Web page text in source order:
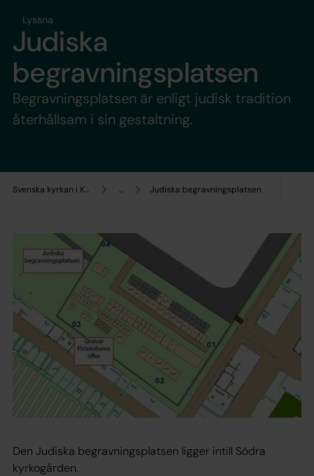
Svenska kyrkan i Kalmar ... Judiska begravningsplatsen
Lyssna
Judiska
begravningsplatsen
Begravningsplatsen är enligt judisk tradition
återhållsam i sin gestaltning.
Den Judiska begravningsplatsen ligger intill Södra
kyrkogården.